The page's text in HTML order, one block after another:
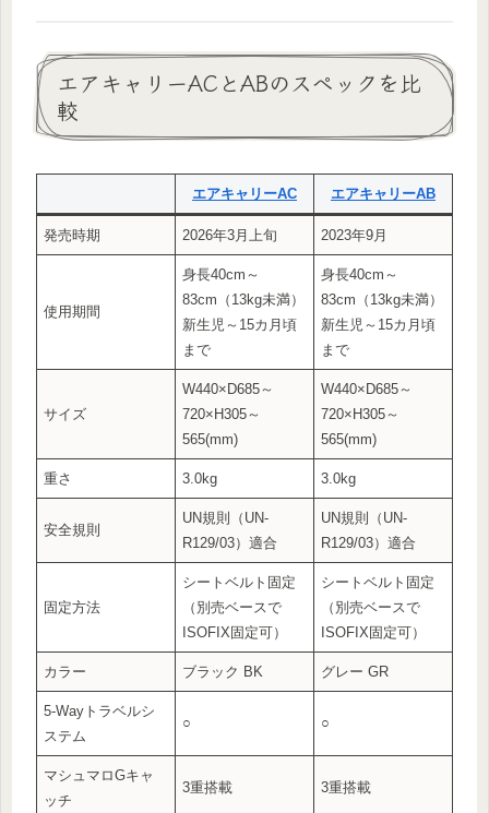
エアキャリーACとABのスペックを比
較
エアキャリーAC エアキャリーAB
発売時期 2026年3月上旬 2023年9月
使用期間
身長40cm～
83cm（13kg未満）
新生児～15カ月頃
まで
身長40cm～
83cm（13kg未満）
新生児～15カ月頃
まで
サイズ
W440×D685～
720×H305～
565(mm)
W440×D685～
720×H305～
565(mm)
重さ 3.0kg 3.0kg
安全規則
UN規則（UN-
R129/03）適合
UN規則（UN-
R129/03）適合
固定方法
シートベルト固定
（別売ベースで
ISOFIX固定可）
シートベルト固定
（別売ベースで
ISOFIX固定可）
カラー ブラック BK グレー GR
5-Wayトラベルシ
ステム
○ ○
マシュマロGキャ
ッチ
3重搭載 3重搭載